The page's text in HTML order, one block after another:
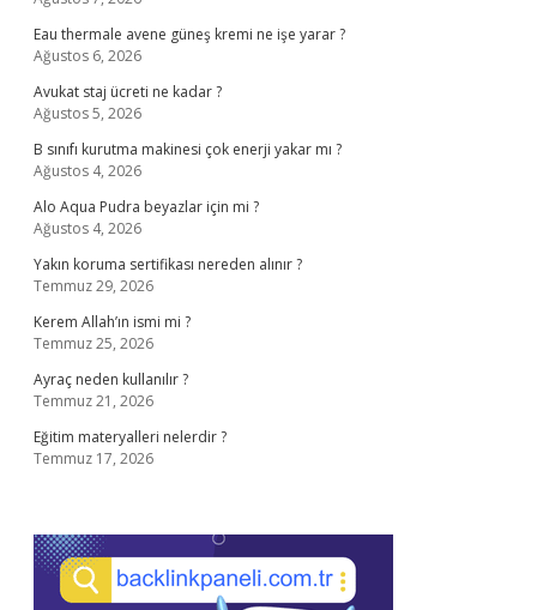
Eau thermale avene güneş kremi ne işe yarar ?
Ağustos 6, 2026
Avukat staj ücreti ne kadar ?
Ağustos 5, 2026
B sınıfı kurutma makinesi çok enerji yakar mı ?
Ağustos 4, 2026
Alo Aqua Pudra beyazlar için mi ?
Ağustos 4, 2026
Yakın koruma sertifikası nereden alınır ?
Temmuz 29, 2026
Kerem Allah’ın ismi mi ?
Temmuz 25, 2026
Ayraç neden kullanılır ?
Temmuz 21, 2026
Eğitim materyalleri nelerdir ?
Temmuz 17, 2026